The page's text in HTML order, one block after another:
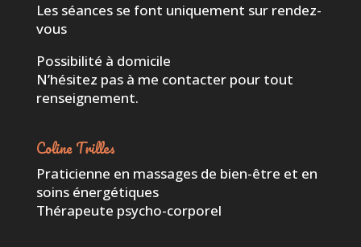
Les séances se font uniquement sur rendez-
vous
Possibilité à domicile
N’hésitez pas à me contacter pour tout
renseignement.
Coline Trilles
Praticienne en massages de bien-être et en
soins énergétiques
Thérapeute psycho-corporel